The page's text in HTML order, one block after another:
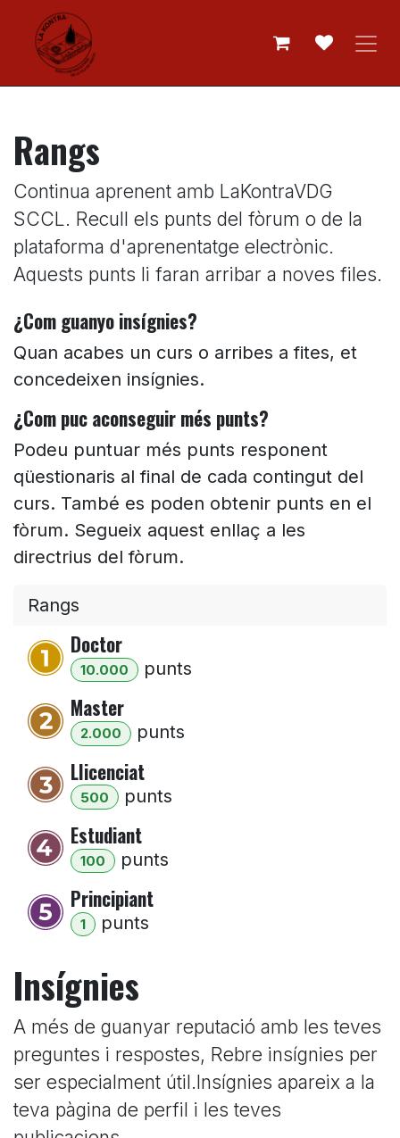
Skip to Content
Rangs
Continua aprenent amb LaKontraVDG
SCCL. Recull els punts del fòrum o de la
plataforma d'aprenentatge electrònic.
Aquests punts li faran arribar a noves files.
¿Com guanyo insígnies?
Quan acabes un curs o arribes a fites, et
concedeixen insígnies.
¿Com puc aconseguir més punts?
Podeu puntuar més punts responent
qüestionaris al final de cada contingut del
curs. També es poden obtenir punts en el
fòrum. Segueix aquest enllaç a les
directrius del fòrum.
Rangs
Doctor
10.000 punts
Master
2.000 punts
Llicenciat
500 punts
Estudiant
100 punts
Principiant
1 punts
Insígnies
A més de guanyar reputació amb les teves
preguntes i respostes, Rebre insígnies per
ser especialment útil. Insígnies apareix a la
teva pàgina de perfil i les teves